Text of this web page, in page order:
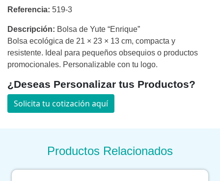
Referencia: 519-3
Descripción: Bolsa de Yute “Enrique”
Bolsa ecológica de 21 × 23 × 13 cm, compacta y
resistente. Ideal para pequeños obsequios o productos
promocionales. Personalizable con tu logo.
¿Deseas Personalizar tus Productos?
Solicita tu cotización aquí
Productos Relacionados